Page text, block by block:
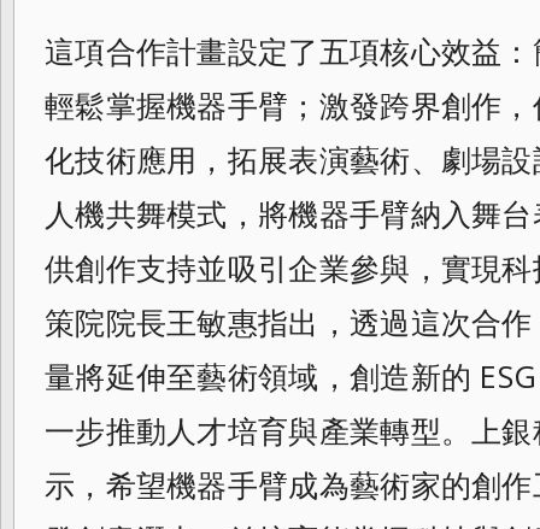
這項合作計畫設定了五項核心效益
輕鬆掌握機器手臂；激發跨界創作
化技術應用，拓展表演藝術、劇場
人機共舞模式，將機器手臂納入舞
供創作支持並吸引企業參與，實現
策院院長王敏惠指出，透過這次合
量將延伸至藝術領域，創造新的
一步推動人才培育與產業轉型。上
示，希望機器手臂成為藝術家的創